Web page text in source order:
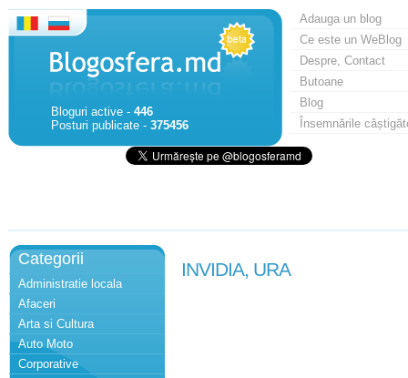
Bloguri active - 446
Posturi publicate - 375456
Adauga un blog
Ce este un WeBlog
Despre, Contact
Butoane
Blog
Însemnările
Categorii
Administratie locala
Afaceri
Arta si Cultura
Auto Moto
Corporative
INVIDIA, URA